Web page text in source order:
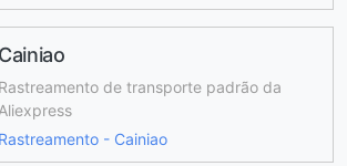
Cainiao
Rastreamento de transporte padrão da
Aliexpress
Rastreamento - Cainiao